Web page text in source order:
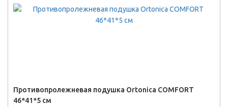
Противопролежневая подушка Ortonica COMFORT
46*41*5 см